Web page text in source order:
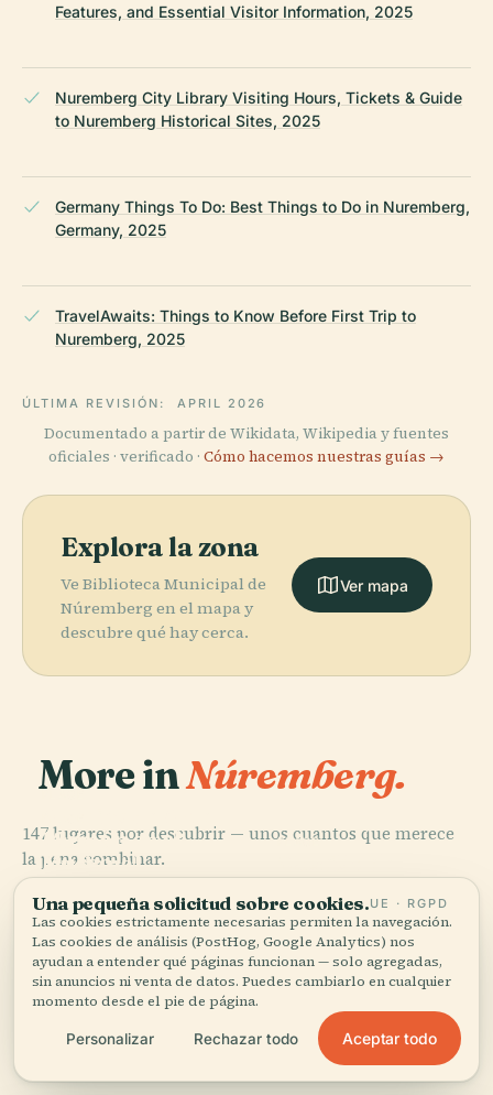
Features, and Essential Visitor Information, 2025
Nuremberg City Library Visiting Hours, Tickets & Guide
to Nuremberg Historical Sites, 2025
Germany Things To Do: Best Things to Do in Nuremberg,
Germany, 2025
TravelAwaits: Things to Know Before First Trip to
Nuremberg, 2025
ÚLTIMA REVISIÓN: APRIL 2026
Documentado a partir de Wikidata, Wikipedia y fuentes
oficiales · verificado · Cómo hacemos nuestras guías →
Explora la zona
Ve Biblioteca Municipal de
Núremberg en el mapa y
descubre qué hay cerca.
Ver mapa
More inNúremberg.
147 lugares por descubrir — unos cuantos que merece
la pena combinar.
Museo
Nacional
Germano
PLACE
Núremberg
Alemán en el
Museo
Nacional
Germánico
PLACE
Transporte de
Nuremberg
Los 147 lugares de Núremberg
Una pequeña solicitud sobre cookies.UE · RGPD
Las cookies estrictamente necesarias permiten la navegación.
Las cookies de análisis (PostHog, Google Analytics) nos
ayudan a entender qué páginas funcionan — solo agregadas,
sin anuncios ni venta de datos. Puedes cambiarlo en cualquier
momento desde el pie de página.
Personalizar Rechazar todo Aceptar todo